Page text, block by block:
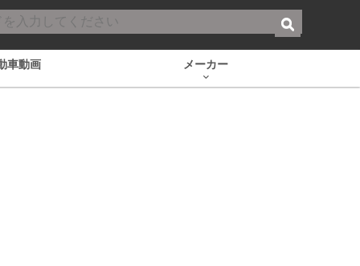
車動画 メーカー